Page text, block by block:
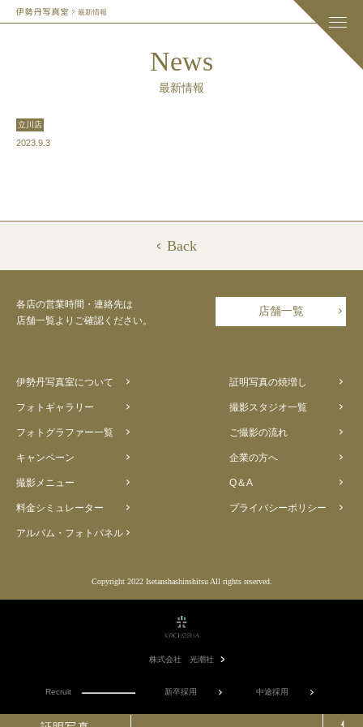
最新情報
News
最新情報
立川店
2023.9.3
Back
各店の営業時間・連絡先は
店舗一覧よりご確認ください。
店舗一覧
伊勢丹写真室について 証明写真の焼増し
フォトギャラリー 撮影スタジオ一覧
フォトグラファー一覧 ご撮影の流れ
キャンペーン 企業の方へ
撮影メニュー Q＆A
料金シミュレーター プライバシーポリシー
アルバム・フォトパネル
Copyright 2022 Isetanshashinshitsu All rights reserved.
株式会社 光潮社
Recruit 新卒採用 中途採用